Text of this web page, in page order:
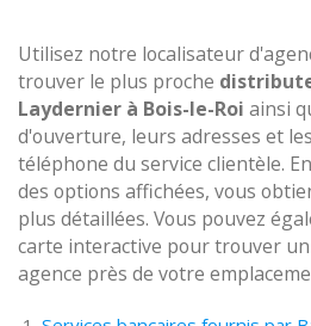
Utilisez notre localisateur
trouver le plus proche
Laydernier à Bois-le-Roi ainsi
d'ouverture, leurs adresses et
téléphone du service clientèle.
des options affichées, vous
plus détaillées. Vous pouvez
carte interactive pour trouver
agence près de votre